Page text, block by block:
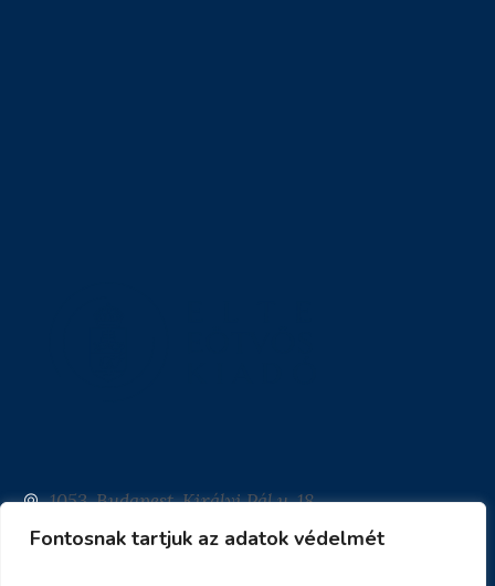
Fontosnak tartjuk az adatok védelmét
1053. Budapest, Királyi Pál u. 18
info@eotvoskiado.hu